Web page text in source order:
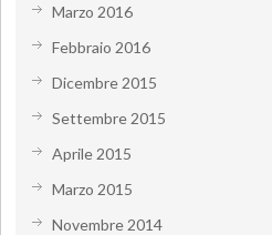
Marzo 2016
Febbraio 2016
Dicembre 2015
Settembre 2015
Aprile 2015
Marzo 2015
Novembre 2014